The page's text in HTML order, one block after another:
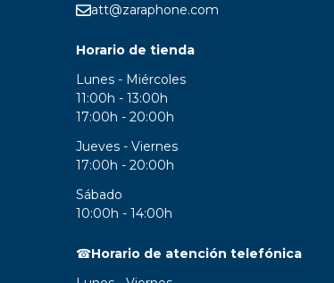
att@zaraphone.com
Horario de tienda
Lunes - Miércoles
11:00h - 13:00h
17:00h - 20:00h
Jueves - Viernes
17:00h - 20:00h
Sábado
10:00h - 14:00h
☎Horario de atención telefónica